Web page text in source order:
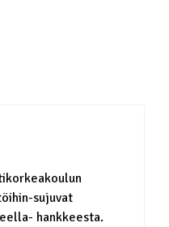
sujuvat
hankkeesta.